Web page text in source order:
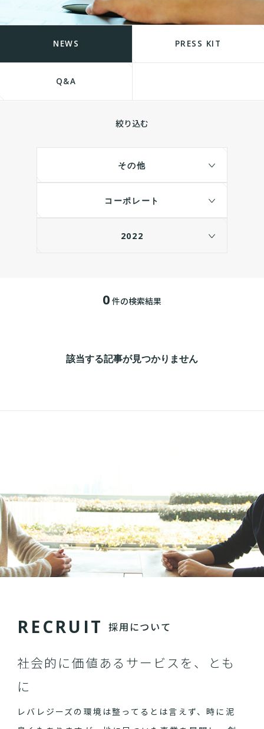
NEWS PRESS KIT
Q&A
絞り込む
その他
コーポレート
2022
0 件の検索結果
該当する記事が見つかりません
RECRU IT 採用について
社会的に価値あるサービスを、とも
に
レバレジーズの環境は整ってるとは言えず、時に泥